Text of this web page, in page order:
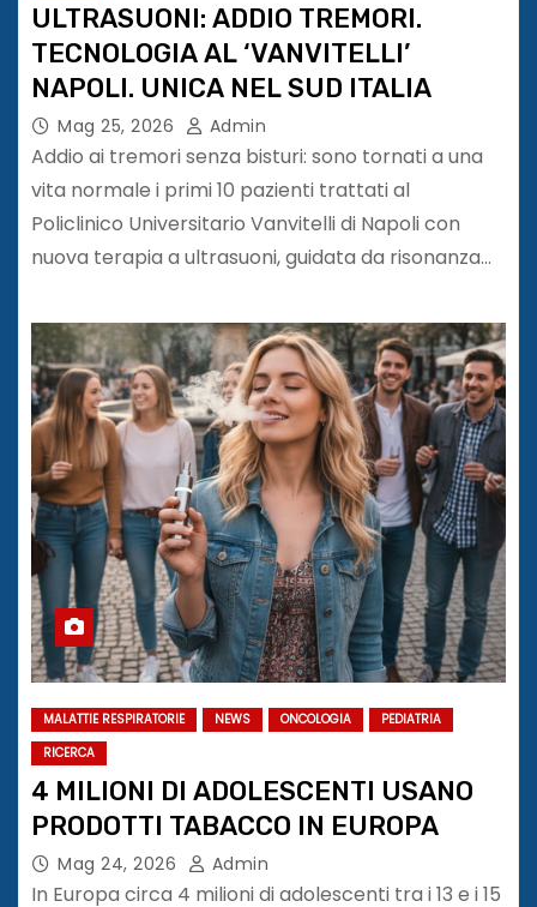
ULTRASUONI: ADDIO TREMORI.
TECNOLOGIA AL ‘VANVITELLI’
NAPOLI. UNICA NEL SUD ITALIA
Mag 25, 2026 Admin
Addio ai tremori senza bisturi: sono tornati a una
vita normale i primi 10 pazienti trattati al
Policlinico Universitario Vanvitelli di Napoli con
nuova terapia a ultrasuoni, guidata da risonanza…
MALATTIE RESPIRATORIE NEWS ONCOLOGIA
PEDIATRIA
RICERCA
4 MILIONI DI ADOLESCENTI USANO
PRODOTTI TABACCO IN EUROPA
Mag 24, 2026 Admin
In Europa circa 4 milioni di adolescenti tra i 13 e i 15